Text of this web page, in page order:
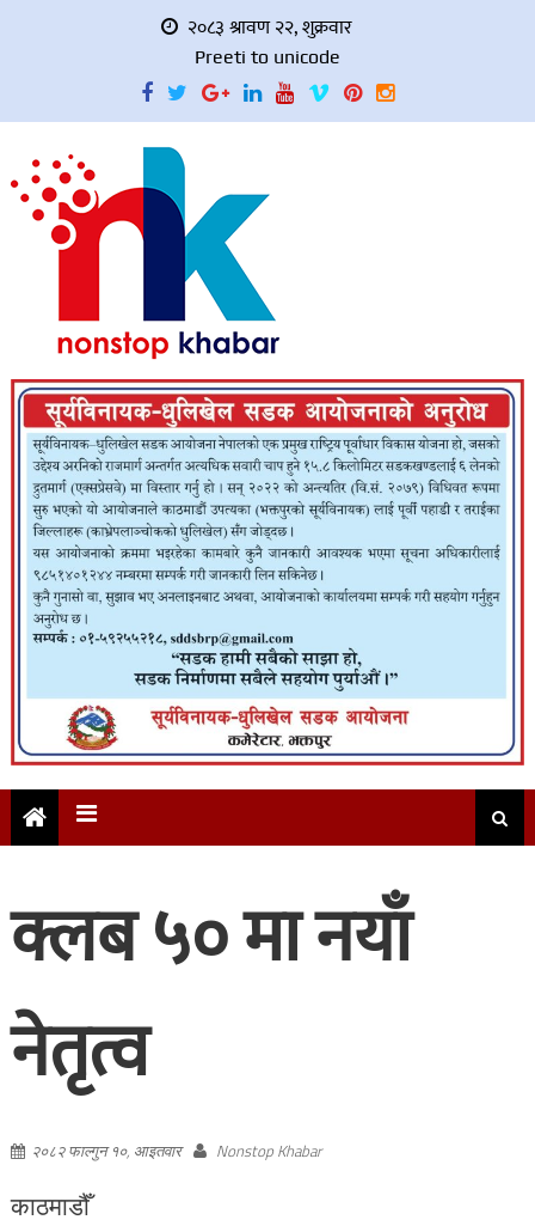
२०८३ श्रावण २२, शुक्रवार
Preeti to unicode
क्लब ५० मा नयाँ
नेतृत्व
२०८२ फाल्गुन १०, आइतवार Nonstop Khabar
काठमाडौँ